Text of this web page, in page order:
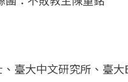
臺大中文研究所、臺